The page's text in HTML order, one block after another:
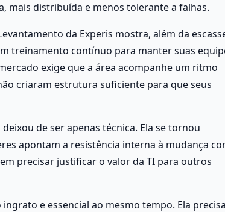
mais distribuída e menos tolerante a falhas.
da Experis mostra, além da
treinamento contínuo para manter suas
exige que a área acompanhe um ritmo
criaram estrutura suficiente para que seus
de ser apenas técnica. Ela se tornou
apontam a resistência interna à mudança
precisar justificar o valor da TI para outros
e essencial ao mesmo tempo. Ela